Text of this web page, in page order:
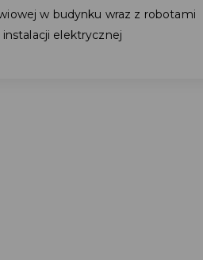
w budynku wraz z robotami
elektrycznej